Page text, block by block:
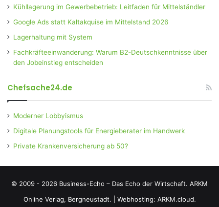
Kühllagerung im Gewerbebetrieb: Leitfaden für Mittelständler
Google Ads statt Kaltakquise im Mittelstand 2026
Lagerhaltung mit System
Fachkräfteeinwanderung: Warum B2-Deutschkenntnisse über
den Jobeinstieg entscheiden
Chefsache24.de
Moderner Lobbyismus
Digitale Planungstools für Energieberater im Handwerk
Private Krankenversicherung ab 50?
© 2009 - 2026 Business-Echo – Das Echo der Wirtschaft. ARKM
Online Verlag, Bergneustadt.
Webhosting: ARKM.cloud.